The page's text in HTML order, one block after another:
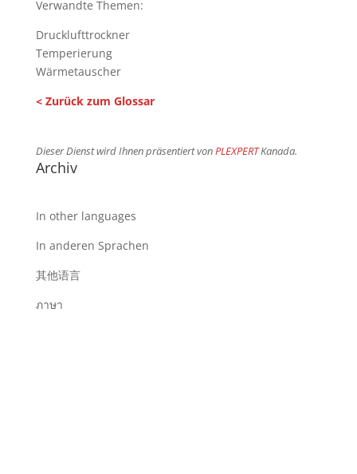
Verwandte Themen:
Drucklufttrockner
Temperierung
Wärmetauscher
< Zurück zum Glossar
Dieser Dienst wird Ihnen präsentiert vonPLEXPERTKanada.
Archiv
In other languages
In anderen Sprachen
其他语言
ภาษา